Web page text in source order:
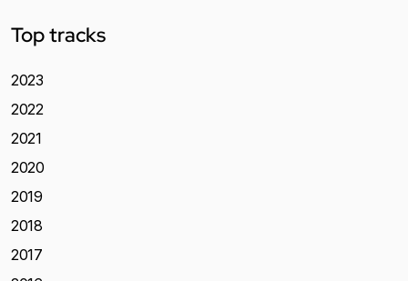
Top tracks
2023
2022
2021
2020
2019
2018
2017